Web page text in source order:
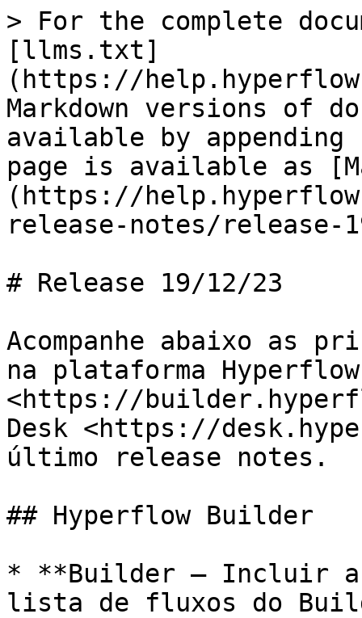
> For the complete
[llms.txt]
(https://
Markdown versions of
available by
page is available as
(https://
release-notes/release-
# Release 19/12/23
Acompanhe abaixo as
na plataforma
<https://
Desk <https://
último release notes.
## Hyperflow Builder
* **Builder – Incluir a
lista de fluxos do